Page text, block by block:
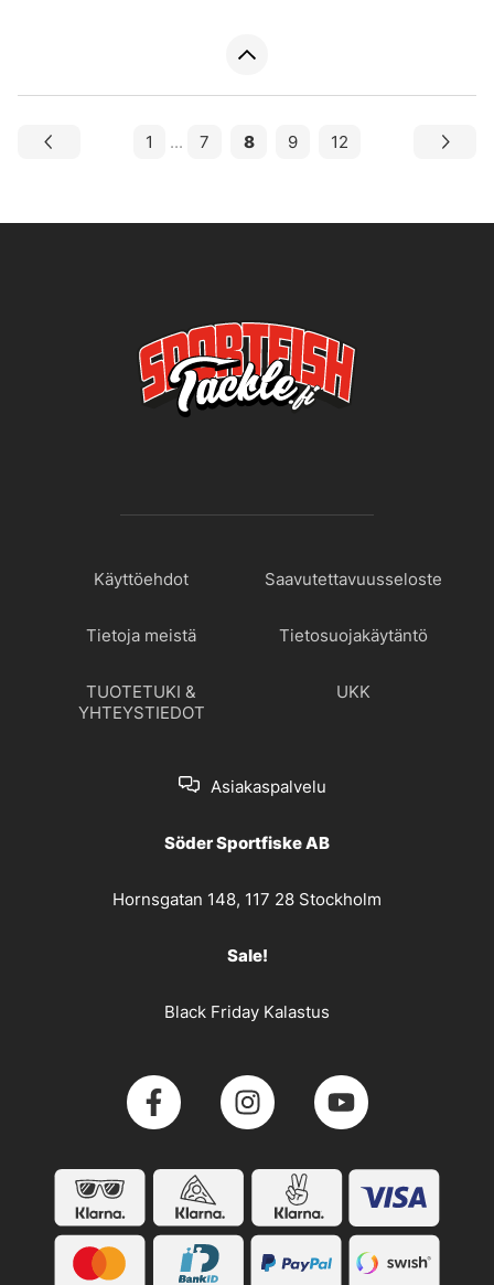
1 ... 7 8 9 12
Käyttöehdot Saavutettavuusseloste
Tietoja meistä Tietosuojakäytäntö
TUOTETUKI &
YHTEYSTIEDOT
UKK
Asiakaspalvelu
Söder Sportfiske AB
Hornsgatan 148, 117 28 Stockholm
Sale!
Black Friday Kalastus